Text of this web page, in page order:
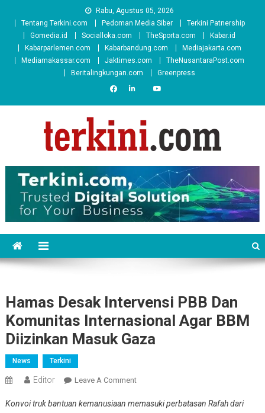
Rabu, Agustus 05, 2026
Tentang Terkini.com
Pedoman Media Siber
Terkini Patnership
Gomedia.id
Socialloka.com TheSporta.com
Kabar.id
Kabarparlemen.com
Kabarbandung.com
Mediajakarta.com
Mediamakassar.com
Jaktimes.com
TheNusantaraPost.com
Beritalingkungan.com
Greenpress
Hamas Desak Intervensi PBB Dan
Komunitas Internasional Agar BBM
Diizinkan Masuk Gaza
News Terkini
Editor Leave A CommentOn
Desak
Konvoi truk bantuan kemanusiaan memasuki perbatasan Rafah dari